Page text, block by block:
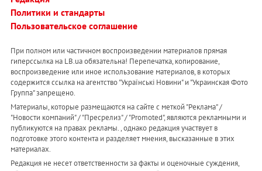
Политики и стандарты
Пользовательское соглашение
При полном или частичном воспроизведении материалов прямая
гиперссылка на LB.ua обязательна! Перепечатка, копирование,
воспроизведение или иное использование материалов, в которых
содержится ссылка на агентство "Українськi Новини" и "Украинская Фото
Группа" запрещено.
Материалы, которые размещаются на сайте с меткой "Реклама" /
"Новости компаний" / "Пресрелиз" / "Promoted", являются рекламными и
публикуются на правах рекламы. , однако редакция участвует в
подготовке этого контента и разделяет мнения, высказанные в этих
материалах.
Редакция не несет ответственности за факты и оценочные суждения,